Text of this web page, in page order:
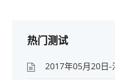
热门测试
2017年05月20日-